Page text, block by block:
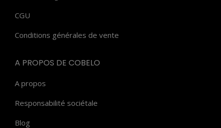
CGU
Conditions générales de vente
A PROPOS DE COBELO
A propos
Responsabilité sociétale
Blog